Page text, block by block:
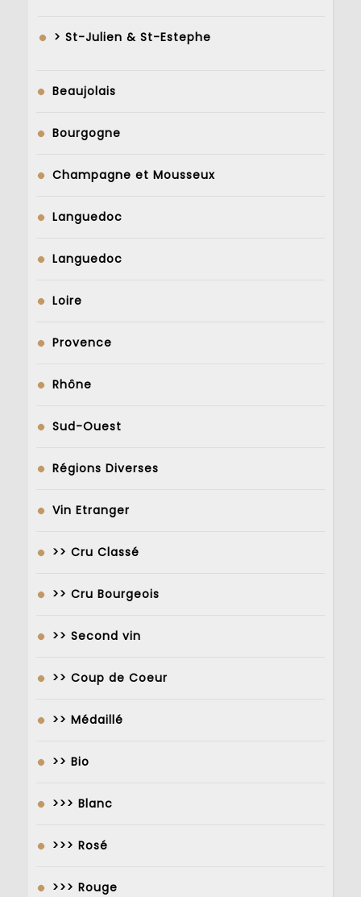
> St-Julien & St-Estephe
Beaujolais
Bourgogne
Champagne et Mousseux
Languedoc
Languedoc
Loire
Provence
Rhône
Sud-Ouest
Régions Diverses
Vin Etranger
>> Cru Classé
>> Cru Bourgeois
>> Second vin
>> Coup de Coeur
>> Médaillé
>> Bio
>>> Blanc
>>> Rosé
>>> Rouge